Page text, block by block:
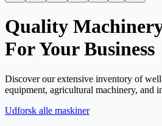
Quality
For Your Business
Discover our extensive inventory of
equipment, agricultural machinery, and
Udforsk alle maskiner